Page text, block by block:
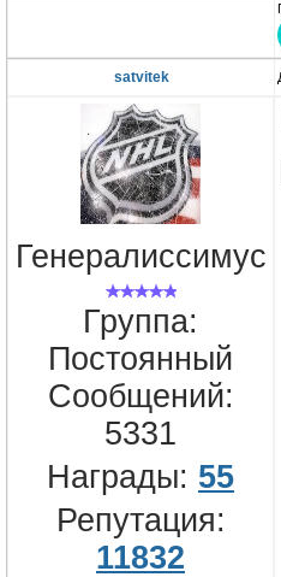
satvitek
Генералиссимус
Группа:
Постоянный
Сообщений:
5331
Награды: 55
Репутация:
11832